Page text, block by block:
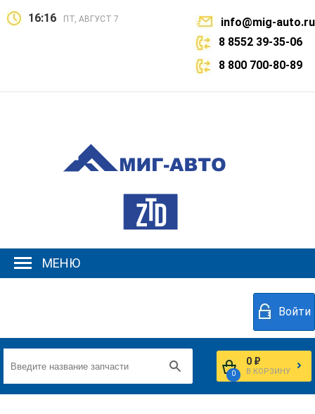
16:16 ПТ, АВГУСТ 7
info@mig-auto.ru
8 8552 39-35-06
8 800 700-80-89
МЕНЮ
Войти
0
0 ₽
В КОРЗИНУ